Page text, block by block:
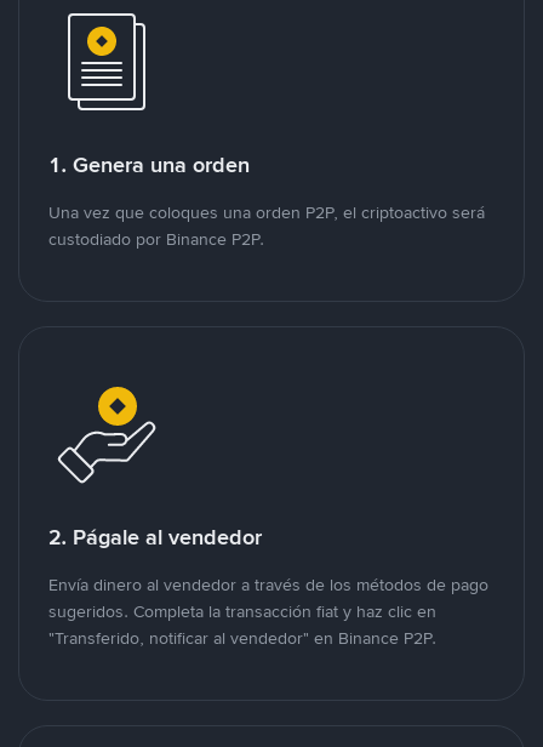
1. Genera una orden
Una vez que coloques una orden P2P, el criptoactivo será
custodiado por Binance P2P.
2. Págale al vendedor
Envía dinero al vendedor a través de los métodos de pago
sugeridos. Completa la transacción fiat y haz clic en
"Transferido, notificar al vendedor" en Binance P2P.